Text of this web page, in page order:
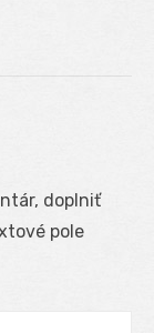
doplniť
pole